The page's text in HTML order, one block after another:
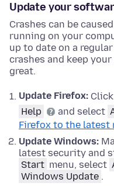
Update your
Crashes can be
running on your
up to date on a
crashes and keep
great.
Update Firefox:
Help
and select
Firefox to the latest
Update Windows:
latest security and
Start menu, select
Windows Update .